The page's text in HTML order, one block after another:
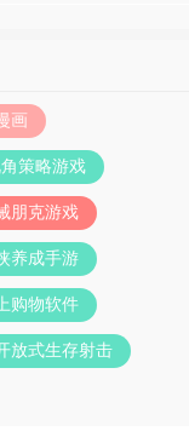
画
策略游戏
朋克游戏
养成手游
购物软件
放式生存射击